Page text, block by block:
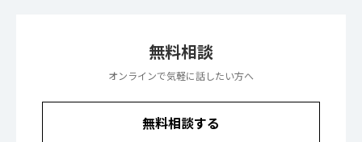
無料相談
オンラインで気軽に話したい方へ
無料相談する